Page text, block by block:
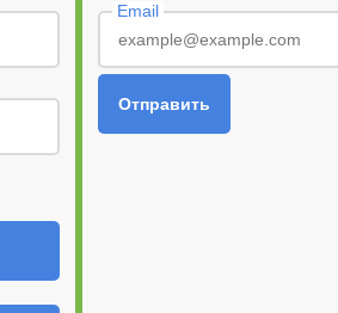
Email
Отправить